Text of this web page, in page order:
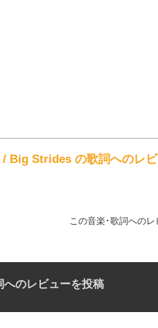
/ Big Strides の歌詞へのレ
この音楽･歌詞への
へのレビューを投稿